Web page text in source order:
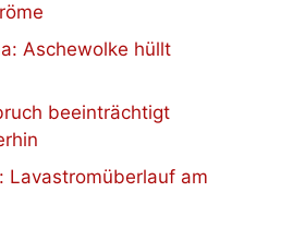
Aschewolke hüllt
beeinträchtigt
Lavastromüberlauf am